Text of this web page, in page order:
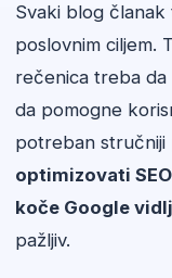
Svaki blog članak
poslovnim ciljem.
rečenica treba
da pomogne
potreban stručniji
optimizovati
koče Google
pažljiv.